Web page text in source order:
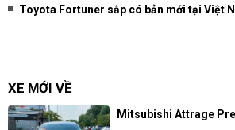
Toyota Fortuner sắp có bản mới tại Việt
XE MỚI VỀ
Mitsubishi Attrage